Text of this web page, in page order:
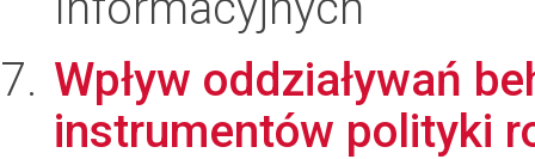
Wpływ oddziaływań
instrumentów polityki